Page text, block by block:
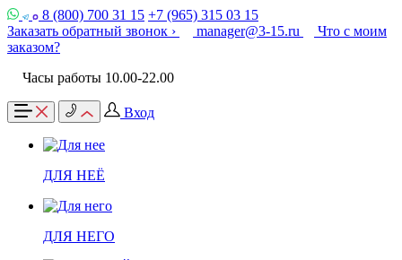
8 (800) 700 31 15 +7 (965) 315 03 15
Заказать обратный звонок ›
manager@3-15.ru
Что с моим
заказом?
Часы работы 10.00-22.00
Вход
ДЛЯ НЕЁ
ДЛЯ НЕГО